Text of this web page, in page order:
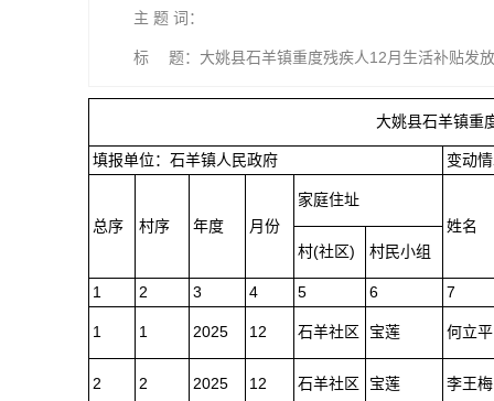
主 题 词：
标 题：大姚县石羊镇重度残疾人12月生活补贴发
大姚县石羊镇重
填报单位：石羊镇人民政府 变动
总序 村序 年度 月份
家庭住址
姓名
村(社区)
村民小组
1 2 3 4 5 6 7
1 1 2025 12 石羊社区 宝莲 何立平
2 2 2025 12 石羊社区 宝莲 李王梅